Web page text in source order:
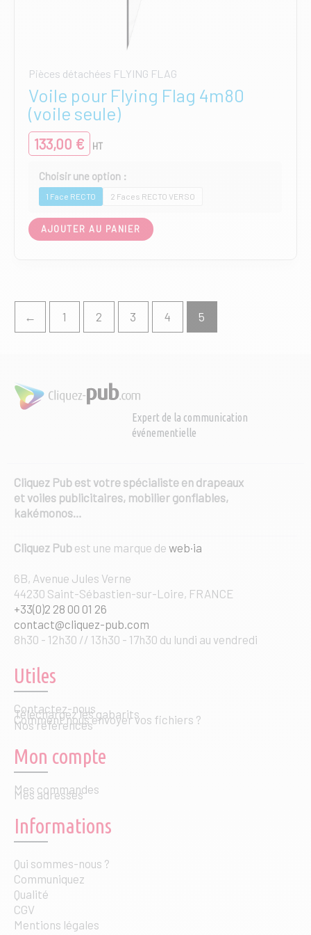
Pièces détachées FLYING FLAG
Voile pour Flying Flag 4m80
(voile seule)
133,00 € HT
1 Face RECTO 2 Faces RECTO VERSO
AJOUTER AU PANIER
produit
options
du
produit
← 1 2 3 4 5
Expert de la communication
événementielle
Cliquez Pub est votre spécialiste en drapeaux
et voiles publicitaires, mobilier gonflables,
kakémonos…
Cliquez Pub est une marque de web·ia
6B, Avenue Jules Verne
44230 Saint-Sébastien-sur-Loire, FRANCE
+33(0)2 28 00 01 26
contact@cliquez-pub.com
8h30 - 12h30 // 13h30 - 17h30 du lundi au vendredi
Utiles
Contactez-nous
Téléchargez les gabarits
Comment nous envoyer vos fichiers ?
Nos références
Mon compte
Mes commandes
Mes adresses
Informations
Qui sommes-nous ?
Communiquez
Qualité
CGV
Mentions légales